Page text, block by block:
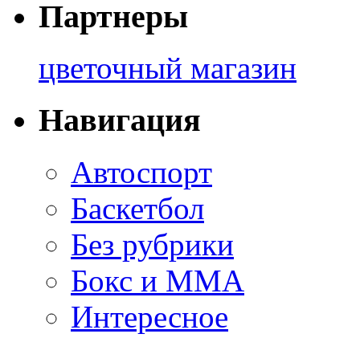
Партнеры
цветочный магазин
Навигация
Автоспорт
Баскетбол
Без рубрики
Бокс и ММА
Интересное